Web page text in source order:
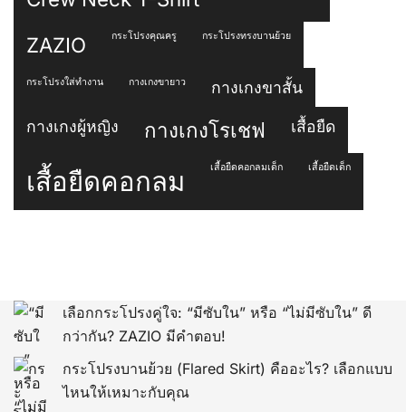
ZAZIO กระโปรงคุณครู กระโปรงทรงบานย้วย
กระโปรงใส่ทำงาน กางเกงขายาว กางเกงขาสั้น
กางเกงผู้หญิง กางเกงโรเชฟ เสื้อยืด
เสื้อยืดคอกลม เสื้อยืดคอกลมเด็ก เสื้อยืดเด็ก
เลือกกระโปรงคู่ใจ: “มีซับใน” หรือ “ไม่มีซับใน” ดี
กว่ากัน? ZAZIO มีคำตอบ!
กระโปรงบานย้วย (Flared Skirt) คืออะไร? เลือกแบบ
ไหนให้เหมาะกับคุณ